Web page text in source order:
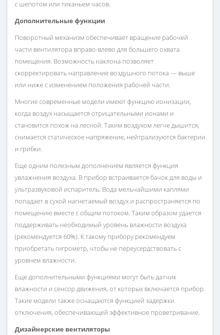
с шепотом или тиканьем часов.
Дополнительные функции
Поворотный механизм обеспечивает вращение рабочей
части вентилятора вправо-влево для большего охвата
помещения. Возможность наклона позволяет
скорректировать направление воздушного потока — выше
или ниже с изменением положения рабочей части.
Многие современные модели имеют функцию ионизации,
когда воздух насыщается отрицательными ионами и
становится похож на лесной. Таким воздухом легче дышится,
снимается статическое напряжение, нейтрализуются бактерии
и грибки.
Еще одним полезным дополнением является функция
увлажнения воздуха. В прибор встраивается бачок для воды и
ультразвуковой испаритель. Вода мельчайшими каплями
попадает в сухой нагнетаемый воздух и распространяется по
помещению вместе с общим потоком. Таким образом удается
поддерживать необходимый уровень влажности воздуха
(рекомендуется 60%). К такому прибору рекомендуем
приобретать гигрометр, чтобы не переусердствовать с
уровнем влажности.
Еще дополнительными функциями могут быть датчик
влажности и сенсор движения, от которых включается прибор.
Такие модели также оснащаются функцией задержки
отключения, обеспечивающей эффективное проветривание.
Дизайнерские вентиляторы